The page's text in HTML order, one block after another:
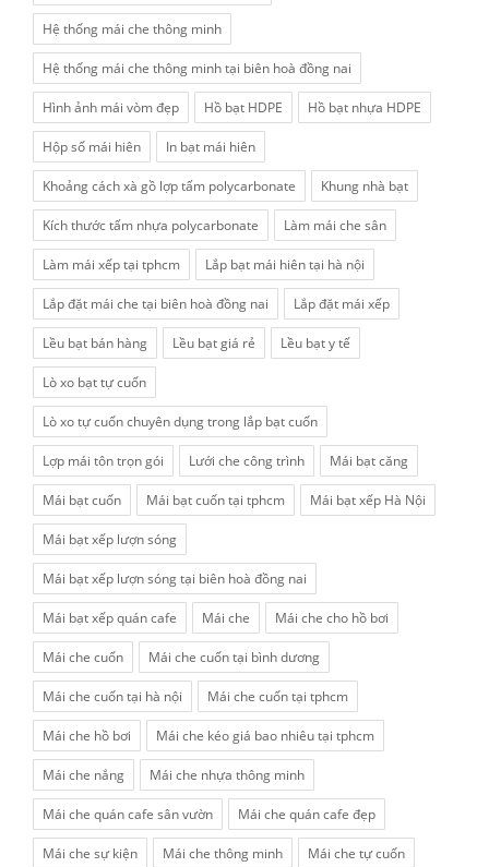
Hệ thống mái che thông minh
Hệ thống mái che thông minh tại biên hoà đồng nai
Hình ảnh mái vòm đẹp Hồ bạt HDPE Hồ bạt nhựa HDPE
Hộp số mái hiên In bạt mái hiên
Khoảng cách xà gồ lợp tấm polycarbonate Khung nhà bạt
Kích thước tấm nhựa polycarbonate Làm mái che sân
Làm mái xếp tại tphcm Lắp bạt mái hiên tại hà nội
Lắp đặt mái che tại biên hoà đồng nai Lắp đặt mái xếp
Lều bạt bán hàng Lều bạt giá rẻ Lều bạt y tế
Lò xo bạt tự cuốn
Lò xo tự cuốn chuyên dụng trong lắp bạt cuốn
Lợp mái tôn trọn gói Lưới che công trình Mái bạt căng
Mái bạt cuốn Mái bạt cuốn tại tphcm Mái bạt xếp Hà Nội
Mái bạt xếp lượn sóng
Mái bạt xếp lượn sóng tại biên hoà đồng nai
Mái bạt xếp quán cafe Mái che Mái che cho hồ bơi
Mái che cuốn Mái che cuốn tại bình dương
Mái che cuốn tại hà nội Mái che cuốn tại tphcm
Mái che hồ bơi Mái che kéo giá bao nhiêu tại tphcm
Mái che nắng Mái che nhựa thông minh
Mái che quán cafe sân vườn Mái che quán cafe đẹp
Mái che sự kiện Mái che thông minh Mái che tự cuốn